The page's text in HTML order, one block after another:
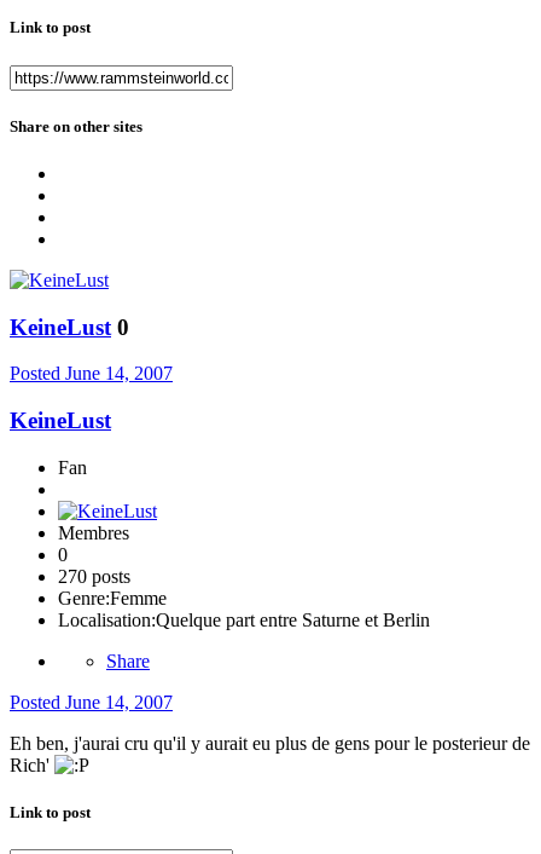
Link to post
Share on other sites
KeineLust 0
Posted June 14, 2007
KeineLust
Fan
Membres
0
270 posts
Genre:Femme
Localisation:Quelque part entre Saturne et Berlin
Share
Posted June 14, 2007
Eh ben, j'aurai cru qu'il y aurait eu plus de gens pour le posterieur de
Rich'
Link to post